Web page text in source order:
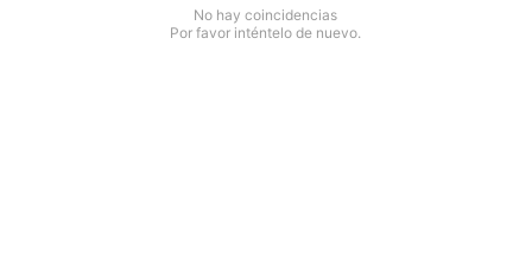
No hay coincidencias
Por favor inténtelo de nuevo.